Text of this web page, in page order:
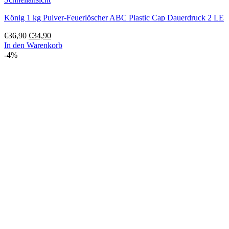
König 1 kg Pulver-Feuerlöscher ABC Plastic Cap Dauerdruck 2 LE
€36,90 Ursprünglicher
Preis
€34,90Aktueller
Preis
In den Warenkorb
-4%